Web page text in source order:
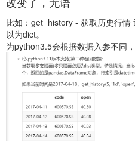
比如：get_history - 获取历史行情
以为dict。
为python3.5会根据数据入参不同